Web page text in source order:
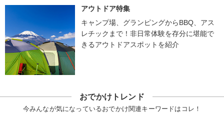
アウトドア特集
キャンプ場、グランピングからBBQ、アス
レチックまで！非日常体験を存分に堪能で
きるアウトドアスポットを紹介
おでかけトレンド
今みんなが気になっているおでかけ関連キーワードはコレ！